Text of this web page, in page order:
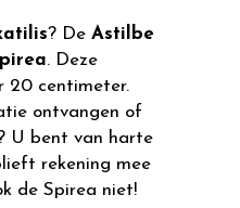
? De Astilbe
. Deze
20 centimeter.
ontvangen of
U bent van harte
rekening mee
de Spirea niet!